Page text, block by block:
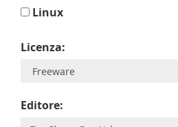
Linux
Licenza:
Editore: